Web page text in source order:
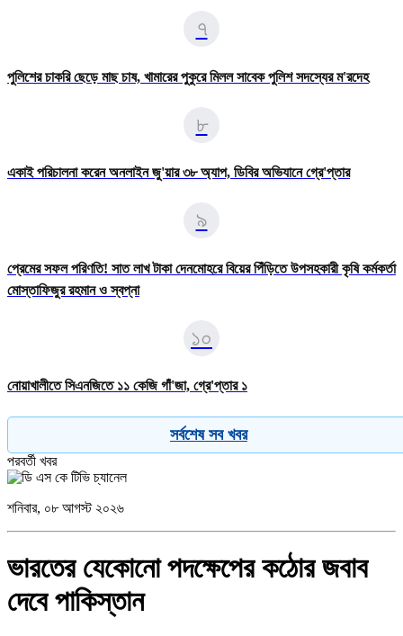
৭
পুলিশের চাকরি ছেড়ে মাছ চাষ, খামারের পুকুরে মিলল সাবেক পুলিশ সদস্যের ম'রদেহ
৮
একাই পরিচালনা করেন অনলাইন জু'য়ার ৩৮ অ্যাপ, ডিবির অভিযানে গ্রে'প্তার
৯
প্রেমের সফল পরিণতি! সাত লাখ টাকা দেনমোহরে বিয়ের পিঁড়িতে উপসহকারী কৃষি কর্মকর্তা
মোস্তাফিজুর রহমান ও স্বপ্না
১০
নোয়াখালীতে সিএনজিতে ১১ কেজি গাঁ'জা, গ্রে'প্তার ১
সর্বশেষ সব খবর
পরবর্তী খবর
শনিবার, ০৮ আগস্ট ২০২৬
ভারতের যেকোনো পদক্ষেপের কঠোর জবাব
দেবে পাকিস্তান